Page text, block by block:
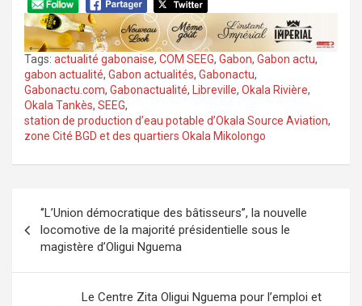
Tags: actualité gabonaise, COM SEEG, Gabon, Gabon actu,
gabon actualité, Gabon actualités, Gabonactu,
Gabonactu.com, Gabonactualité, Libreville, Okala Rivière,
Okala Tankès, SEEG,
station de production d’eau potable d’Okala Source Aviation,
zone Cité BGD et des quartiers Okala Mikolongo
Navigation
de
l’article
‘’L’Union démocratique des bâtisseurs’’, la nouvelle
locomotive de la majorité présidentielle sous le
magistère d’Oligui Nguema
Le Centre Zita Oligui Nguema pour l’emploi et